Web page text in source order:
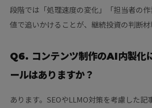
段階では「処理速度の変化」「担当者の
値で追いかけることが、継続投資の判断材
Q6. コンテンツ制作のAI内製化
ールはありますか？
あります。SEOやLLMO対策を考慮した記